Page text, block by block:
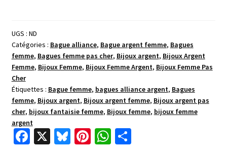
fines
UGS : ND
Catégories : Bague alliance, Bague argent femme, Bagues
femme, Bagues femme pas cher, Bijoux argent, Bijoux Argent
Femme, Bijoux Femme, Bijoux Femme Argent, Bijoux Femme Pas
Cher
Étiquettes : Bague femme, bagues alliance argent, Bagues
femme, Bijoux argent, Bijoux argent femme, Bijoux argent pas
cher, bijoux fantaisie femme, Bijoux femme, bijoux femme
argent
Fa X Bl Pi W P